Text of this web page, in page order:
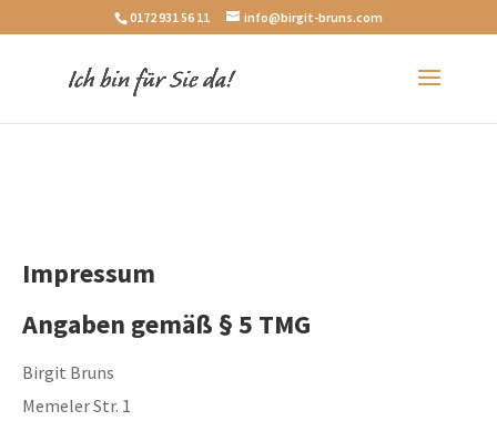
0172 931 56 11 info@birgit-bruns.com
Impressum
Angaben gemäß § 5 TMG
Birgit Bruns
Memeler Str. 1